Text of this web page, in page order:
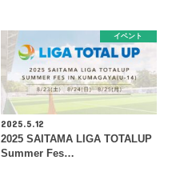
イベント
2025.5.12
2025 SAITAMA LIGA TOTALUP
Summer Fes…